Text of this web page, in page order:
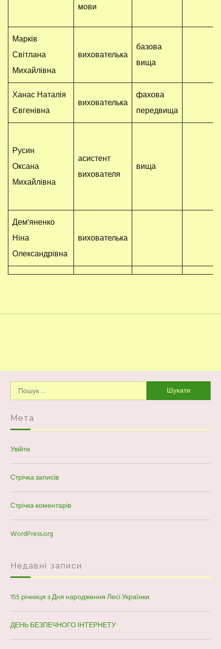
мови
Марків
Світлана
Михайлівна
вихователька
базова
вища
Ханас Наталія
Євгенівна
вихователька
фахова
передвища
Русин
Оксана
Михайлівна
асистент
вихователя
вища
Дем’яненко
Ніна
Олександрівна
вихователька
Пошук:
Мета
Увійти
Стрічка записів
Стрічка коментарів
WordPress.org
Недавні записи
155 річниця з Дня народження Лесі Українки
ДЕНЬ БЕЗПЕЧНОГО ІНТЕРНЕТУ